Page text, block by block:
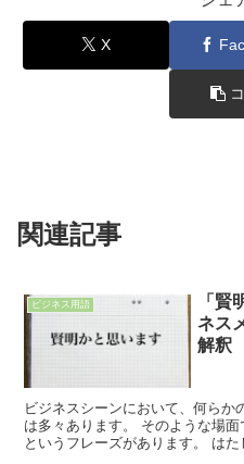
X
関連記事
ビジネス用語
「賢
ネス
解釈
ビジネスシーンにおいて、何らか
は多々あります。 そのような場面
というフレーズがあります。 はた